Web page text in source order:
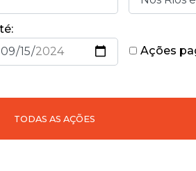
Ações
TODAS AS AÇÕES